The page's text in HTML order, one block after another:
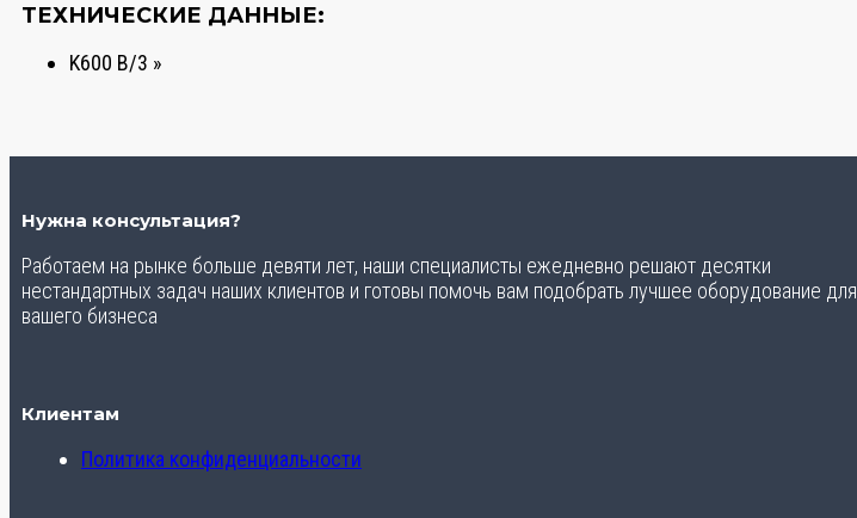
ТЕХНИЧЕСКИЕ ДАННЫЕ:
K600 B/3 »
Нужна консультация?
Работаем на рынке больше девяти лет, наши специалисты ежедневно решают десятки
нестандартных задач наших клиентов и готовы помочь вам подобрать лучшее оборудование для
вашего бизнеса
Клиентам
Политика конфиденциальности